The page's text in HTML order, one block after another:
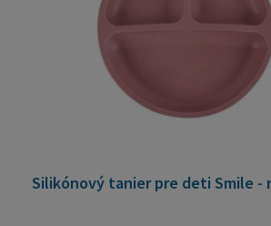
Silikónový tanier pre deti Smile -